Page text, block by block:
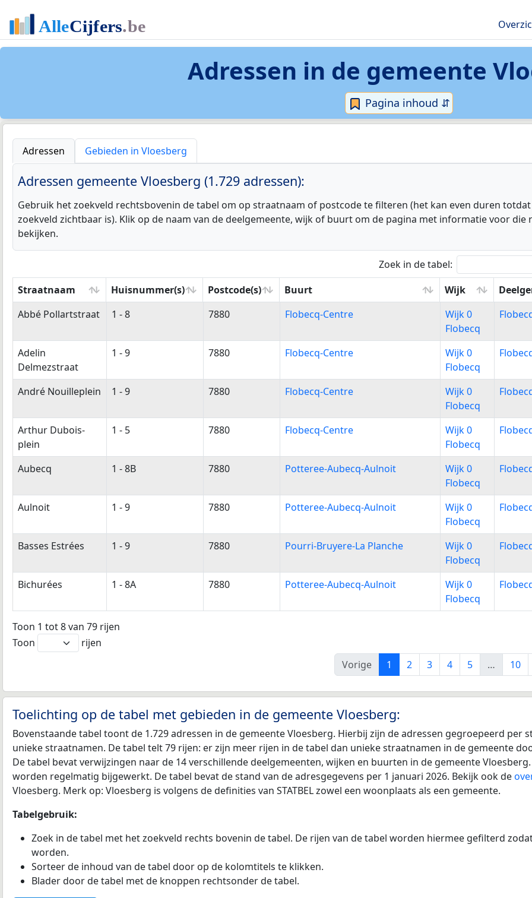
Adressen in de gemeente
Pagina inhoud ⇵
Adressen Gebieden in Vloesberg
Adressen gemeente Vloesberg (1.729 adressen):
Gebruik het zoekveld rechtsbovenin de tabel om op straatnaam of postcode te filteren (het kan even duren
zoekveld zichtbaar is). Klik op de naam van de deelgemeente, wijk of buurt om de pagina met informatie voor die
bekijken.
Zoek in de tabel:
Straatnaam
Huisnummer(s) Postcode(s) Buurt Wijk
Straatnaam
Huisnummer(s) Postcode(s) Buurt Wijk
Abbé Pollartstraat 1 - 8 7880 Flobecq-Centre
Wijk 0
Flobecq
Adelin
Delmezstraat
1 - 9 7880 Flobecq-Centre
Wijk 0
Flobecq
André Nouilleplein 1 - 9 7880 Flobecq-Centre
Wijk 0
Flobecq
Arthur Dubois-
plein
1 - 5 7880 Flobecq-Centre
Wijk 0
Flobecq
Aubecq 1 - 8B 7880 Potteree-Aubecq-Aulnoit
Wijk 0
Flobecq
Aulnoit 1 - 9 7880 Potteree-Aubecq-Aulnoit
Wijk 0
Flobecq
Basses Estrées 1 - 9 7880 Pourri-Bruyere-La Planche
Wijk 0
Flobecq
Bichurées 1 - 8A 7880 Potteree-Aubecq-Aulnoit
Wijk 0
Flobecq
Toon 1 tot 8 van 79 rijen
Toon
rijen
Vorige
1 2 3 4 5 … 10
Toelichting op de tabel met gebieden in de gemeente Vloesberg:
Bovenstaande tabel toont de 1.729 adressen in de gemeente Vloesberg. Hierbij zijn de adressen gegroepeerd
unieke straatnamen. De tabel telt 79 rijen: er zijn meer rijen in de tabel dan unieke straatnamen in de gemeente
De tabel bevat verwijzingen naar de 14 verschillende deelgemeenten, wijken en buurten in de gemeente
worden regelmatig bijgewerkt. De tabel bevat de stand van de adresgegevens per 1 januari 2026. Bekijk ook de
Vloesberg. Merk op: Vloesberg is volgens de definities van STATBEL zowel een woonplaats als een gemeente.
Tabelgebruik:
Zoek in de tabel met het zoekveld rechts bovenin de tabel. De rijen van de tabel worden hiermee gefilterd
worden.
Sorteer de inhoud van de tabel door op de kolomtitels te klikken.
Blader door de tabel met de knoppen rechtsonder de tabel.